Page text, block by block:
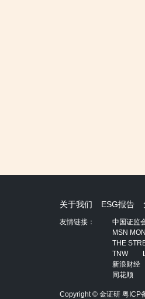
关于我们 ESG报告
友情链接： 中国证监
MSN
THE
TNW
新浪财经
同花顺
Copyright © 金证研 粤ICP